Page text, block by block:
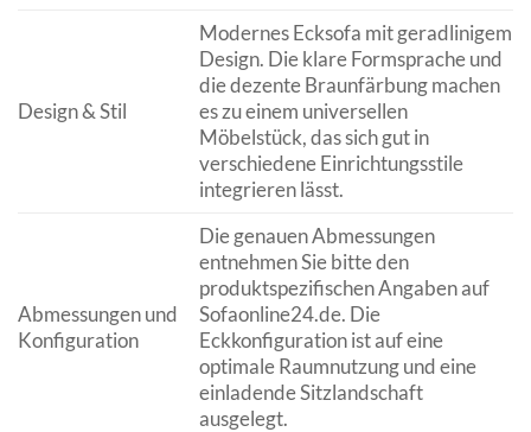
Design & Stil
Modernes Ecksofa mit geradlinigem
Design. Die klare Formsprache und
die dezente Braunfärbung machen
es zu einem universellen
Möbelstück, das sich gut in
verschiedene Einrichtungsstile
integrieren lässt.
Abmessungen und
Konfiguration
Die genauen Abmessungen
entnehmen Sie bitte den
produktspezifischen Angaben auf
Sofaonline24.de. Die
Eckkonfiguration ist auf eine
optimale Raumnutzung und eine
einladende Sitzlandschaft
ausgelegt.